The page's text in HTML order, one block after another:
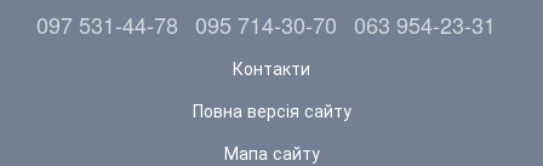
097 531-44-78 095 714-30-70 063 954-23-31
Контакти
Повна версія сайту
Мапа сайту